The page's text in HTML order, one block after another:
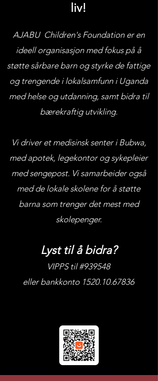
liv!
AJABU Children's Foundation er en
ideell organisasjon med fokus på å
støtte sårbare barn og styrke de fattige
og trengende i lokalsamfunn i Uganda
med helse og utdanning, samt bidra til
bærekraftig utvikling.
Vi driver et medisinsk senter i Bubwa,
med apotek, legekontor og sykepleier
med sengepost. Vi samarbeider også
med de lokale skolene for å støtte
barna som trenger det mest med
skolepenger.
Lyst til å bidra?
VIPPS til #939548
eller bankkonto 1520.10.67836